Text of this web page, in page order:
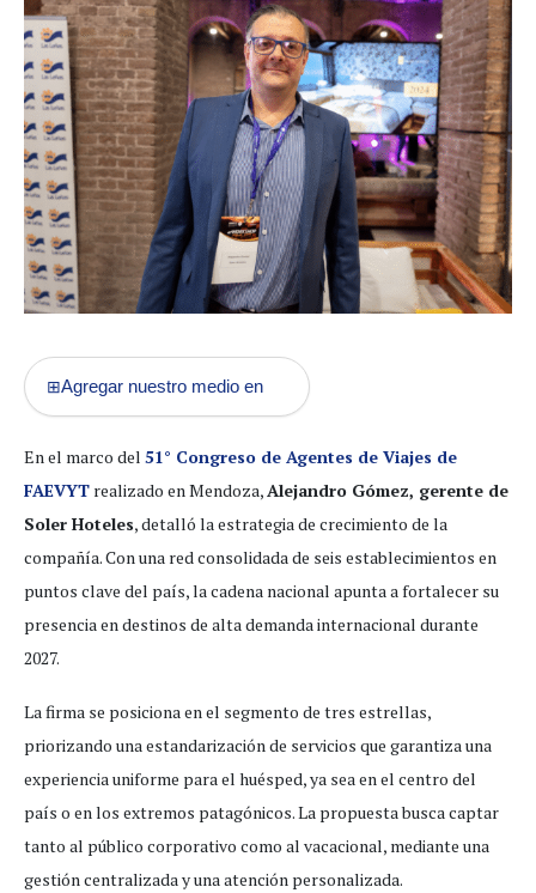
⊞Agregar nuestro medio en
En el marco del 51° Congreso de Agentes de Viajes de
FAEVYT realizado en Mendoza,Alejandro Gómez, gerente de
Soler Hoteles, detalló la estrategia de crecimiento de la
compañía. Con una red consolidada de seis establecimientos en
puntos clave del país, la cadena nacional apunta a fortalecer su
presencia en destinos de alta demanda internacional durante
2027.
La firma se posiciona en el segmento de tres estrellas,
priorizando una estandarización de servicios que garantiza una
experiencia uniforme para el huésped, ya sea en el centro del
país o en los extremos patagónicos. La propuesta busca captar
tanto al público corporativo como al vacacional, mediante una
gestión centralizada y una atención personalizada.